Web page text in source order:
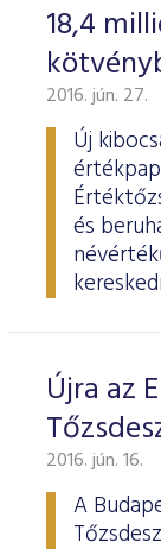
18,4
2016. jún. 27.
Új
és
Újra az
2016. jún. 16.
A